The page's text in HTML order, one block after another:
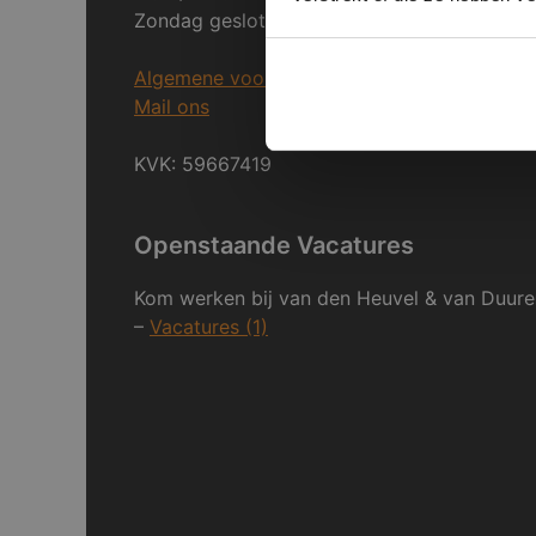
Zondag gesloten.
Algemene voorwaarden
Mail ons
KVK: 59667419
Openstaande Vacatures
Kom werken bij van den Heuvel & van
– Vacatures (1)